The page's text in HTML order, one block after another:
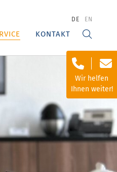
DE EN
KONTAKT
Wir helfen
Ihnen weiter!